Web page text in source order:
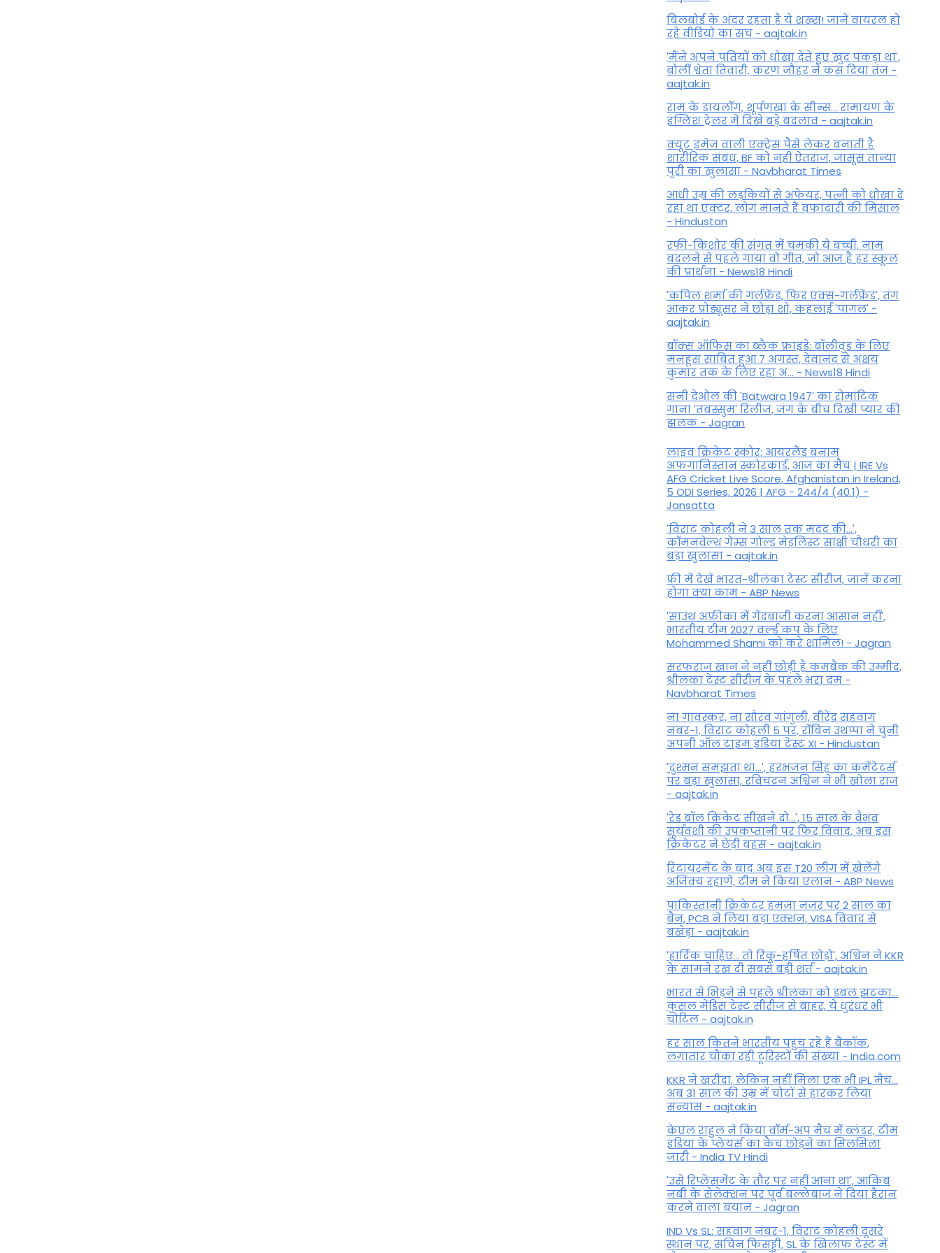
बिलबोर्ड के अंदर रहता है ये शख्स! जानें वायरल हो
रहे वीडियो का सच - aajtak.in
'मैंने अपने पतियों को धोखा देते हुए खुद पकड़ा था',
बोलीं श्वेता तिवारी, करण जौहर ने कस दिया तंज -
aajtak.in
राम के डायलॉग, शूर्पणखा के सीन्स... रामायण के
इंग्लिश ट्रेलर में दिखे बड़े बदलाव - aajtak.in
क्यूट इमेज वाली एक्ट्रेस पैसे लेकर बनाती है
शारीरिक संबंध, BF को नहीं ऐतराज, जासूस तान्‍या
पुरी का खुलासा - Navbharat Times
आधी उम्र की लड़कियों से अफेयर, पत्नी को धोखा दे
रहा था एक्टर, लोग मानते हैं वफादारी की मिसाल
- Hindustan
रफी-किशोर की संगत में चमकी ये बच्ची, नाम
बदलने से पहले गाया वो गीत, जो आज है हर स्कूल
की प्रार्थना - News18 Hindi
'कपिल शर्मा की गर्लफ्रेंड, फिर एक्स-गर्लफ्रेंड', तंग
आकर प्रोड्यूसर ने छोड़ा शो, कहलाई 'पागल' -
aajtak.in
बॉक्स ऑफिस का ब्लैक फ्राइडे: बॉलीवुड के लिए
मनहूस साबित हुआ 7 अगस्त, देवानंद से अक्षय
कुमार तक के लिए रहा अ... - News18 Hindi
सनी देओल की 'Batwara 1947' का रोमांटिक
गाना 'तबस्सुम' रिलीज, जंग के बीच दिखी प्यार की
झलक - Jagran
लाइव क्रिकेट स्कोर: आयरलैंड बनाम
अफगानिस्तान स्कोरकार्ड, आज का मैच | IRE Vs
AFG Cricket Live Score, Afghanistan in Ireland,
5 ODI Series, 2026 | AFG - 244/4 (40.1) -
Jansatta
'विराट कोहली ने 3 साल तक मदद की...',
कॉमनवेल्थ गेम्स गोल्ड मेडलिस्ट साक्षी चौधरी का
बड़ा खुलासा - aajtak.in
फ्री में देखें भारत-श्रीलंका टेस्ट सीरीज, जानें करना
होगा क्या काम - ABP News
'साउथ अफ्रीका में गेंदबाजी करना आसान नहीं',
भारतीय टीम 2027 वर्ल्‍ड कप के लिए
Mohammed Shami को करे शामिल! - Jagran
सरफराज खान ने नहीं छोड़ी है कमबैक की उम्मीद,
श्रीलंका टेस्ट सीरीज के पहले भरा दम -
Navbharat Times
ना गावस्कर, ना सौरव गांगुली, वीरेंद्र सहवाग
नंबर-1, विराट कोहली 5 पर, रॉबिन उथप्पा ने चुनी
अपनी ऑल टाइम इंडिया टेस्ट XI - Hindustan
'दुश्मन समझता था...', हरभजन सिंह का कमेंटेटर्स
पर बड़ा खुलासा, रव‍िचंद्रन अश्विन ने भी खोला राज
- aajtak.in
'रेड बॉल क्रिकेट सीखने दो...', 15 साल के वैभव
सूर्यवंशी की उपकप्तानी पर फ‍िर व‍िवाद, अब इस
क्रिकेटर ने छेड़ी बहस - aajtak.in
रिटायरमेंट के बाद अब इस T20 लीग में खेलेंगे
अजिंक्य रहाणे, टीम ने किया एलान - ABP News
पाकिस्तानी क्रिकेटर हमजा नजर पर 2 साल का
बैन, PCB ने ल‍िया बड़ा एक्शन, VISA व‍िवाद से
बखेड़ा - aajtak.in
'हार्दिक चाहिए... तो रिंकू-हर्षित छोड़ो', अश्विन ने KKR
के सामने रख दी सबसे बड़ी शर्त - aajtak.in
भारत से भिड़ने से पहले श्रीलंका को डबल झटका...
कुसल मेंडिस टेस्ट सीरीज से बाहर, ये धुरंधर भी
चोटिल - aajtak.in
हर साल कितने भारतीय पहुंच रहे हैं बैंकॉक,
लगातार चौंका रही टूरिस्टों की संख्या - India.com
KKR ने खरीदा, लेकिन नहीं मिला एक भी IPL मैच...
अब 31 साल की उम्र में चोटों से हारकर लिया
संन्यास - aajtak.in
केएल राहुल ने किया वॉर्म-अप मैच में ब्लंडर, टीम
इंडिया के प्लेयर्स का कैच छोड़ने का सिलसिला
जारी - India TV Hindi
'उसे रिप्लेसमेंट के तौर पर नहीं आना था', आकिब
नबी के सेलेक्शन पर पूर्व बल्लेबाज ने दिया हैरान
करने वाला बयान - Jagran
IND Vs SL: सहवाग नंबर-1, विराट कोहली दूसरे
स्थान पर, सचिन फिसड्डी, SL के खिलाफ टेस्ट में